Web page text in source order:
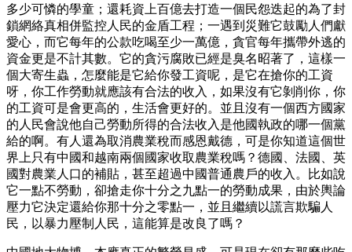
多少可憐的學童；還耗資上百億去打造一個民怨迭起的為了封
鎖網絡真相併監控人民的金盾工程；一遇到災難它鼓勵人們獻
愛心，而它每年的公款吃喝至少一萬億，貪官每年攜帶外逃的
資金更是不計其數。它的貪污腐敗已經是臭名昭著了，這樣一
個大寄生蟲，怎麼能是它給你發工資呢，是它在搶你的工資
呀，你工作勞動就應該有合法的收入，如果沒有它剝削你，你
的工資可是會更高的，生活會更好的。並且沒有一個西方國家
的人民會說他自己勞動所得的合法收入是他國執政的哪一個黨
給的啊。有人還為取消農業稅而感恩戴德，可是你知道這個世
界上只有中國和越南兩個國家收取農業稅嗎？德國、法國、英
國對農業人口的補貼，甚至超過中國普通農戶的收入。比如說
它一點不勞動，卻搶走你十分之九點一的勞動成果，由於輿論
壓力它決定還給你那十分之零點一，並且繼續以謊言欺騙人
民，以暴力壓制人民，這能算是改良了嗎？